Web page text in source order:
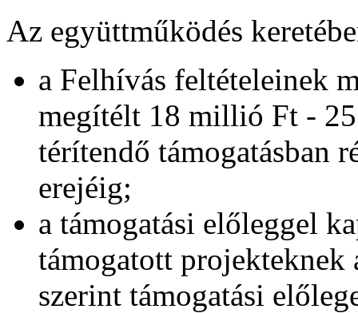
Az együttműködés
a Felhívás feltételeinek
megítélt 18 millió Ft -
térítendő támogatásban
erejéig;
a támogatási előleggel
támogatott projekteknek
szerint támogatási